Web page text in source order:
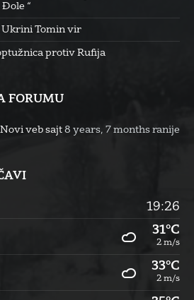
“
Ukrini Tomin vir
protiv Rufija
FORUMU
Novi veb sajt 8 years, 7 months ranije
19:26
31°C
2 m/s
33°C
2 m/s